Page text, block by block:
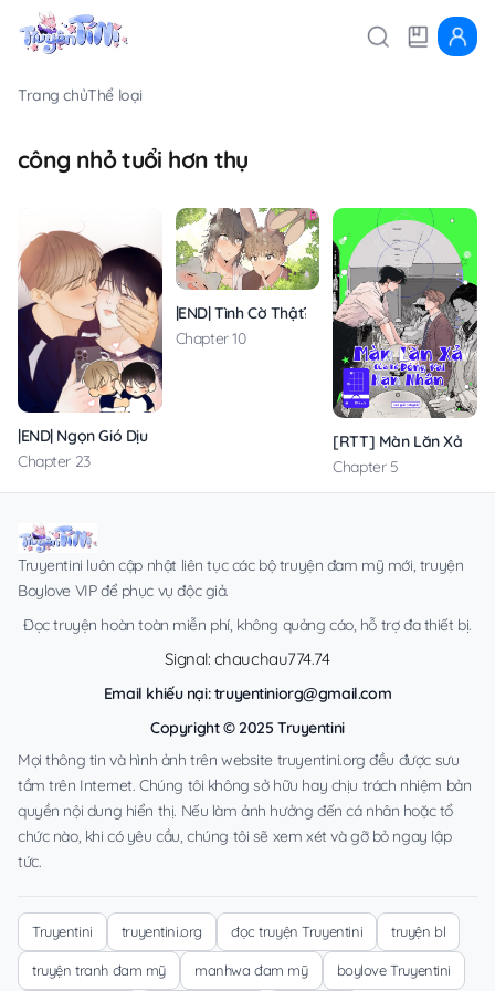
Trang chủThể loại
công nhỏ tuổi hơn thụ
|END| Ngọn Gió Dịu Dàng
Chapter 23
|END| Tình Cờ Thật?!
Chapter 10
[RTT] Màn Lăn Xả
Chapter 5
Truyentini luôn cập nhật liên tục các bộ truyện đam mỹ mới, truyện
Boylove VIP để phục vụ độc giả.
Đọc truyện hoàn toàn miễn phí, không quảng cáo, hỗ trợ đa thiết bị.
Signal: chauchau774.74
Email khiếu nại:truyentiniorg@gmail.com
Copyright © 2025 Truyentini
Mọi thông tin và hình ảnh trên website truyentini.org đều được sưu
tầm trên Internet. Chúng tôi không sở hữu hay chịu trách nhiệm bản
quyền nội dung hiển thị. Nếu làm ảnh hưởng đến cá nhân hoặc tổ
chức nào, khi có yêu cầu, chúng tôi sẽ xem xét và gỡ bỏ ngay lập
tức.
Truyentini truyentini.org đọc truyện Truyentini truyện bl
truyện tranh đam mỹ manhwa đam mỹ boylove Truyentini